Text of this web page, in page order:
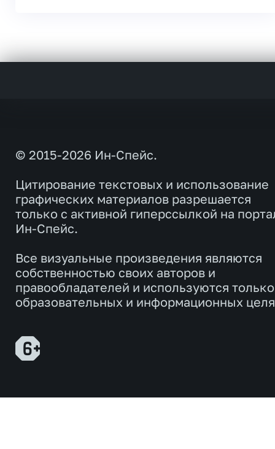
© 2015-2026 Ин-Спейс.
Цитирование текстовых и использование
графических материалов разрешается
только с активной гиперссылкой на
Ин-Спейс.
Все визуальные произведения являются
собственностью своих авторов и
правообладателей и используются
образовательных и информационных